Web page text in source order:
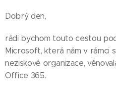
Dobrý den,
rádi bychom touto cestou
Microsoft, která nám v rámci
neziskové organizace,
Office 365.